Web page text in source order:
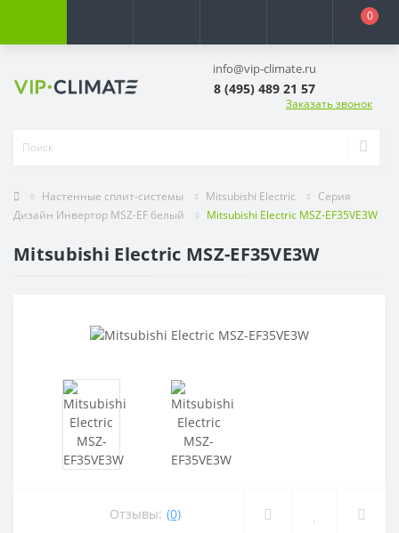
0
info@vip-climate.ru
8 (495) 489 21 57
Заказать звонок
Настенные сплит-системы Mitsubishi Electric
Серия
Дизайн Инвертор MSZ-EF белый
Mitsubishi Electric MSZ-EF35VE3W
Mitsubishi Electric MSZ-EF35VE3W
Отзывы: (0)